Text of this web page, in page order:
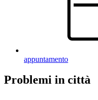
appuntamento
Problemi in città